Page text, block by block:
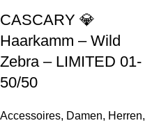
CASCARY 💎
Haarkamm – Wild
Zebra – LIMITED 01-
50/50
Accessoires, Damen, Herren,